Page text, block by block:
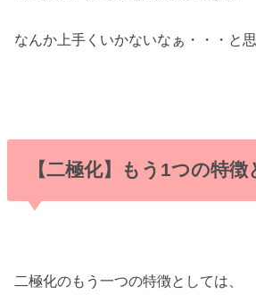
なんか上手くいかないなぁ・・・と
【二極化】もう1つの特徴
二極化のもう一つの特徴としては、